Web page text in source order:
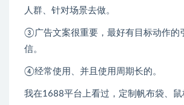
人群、针对场景去做。
③广告文案很重要，最好有目标动作的
信。
④经常使用、并且使用周期长的。
我在1688平台上看过，定制帆布袋、